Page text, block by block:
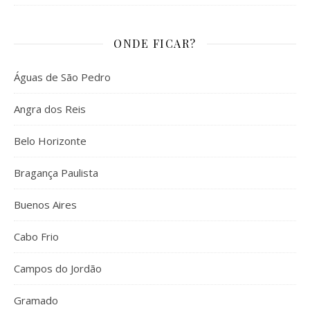
ONDE FICAR?
Águas de São Pedro
Angra dos Reis
Belo Horizonte
Bragança Paulista
Buenos Aires
Cabo Frio
Campos do Jordão
Gramado